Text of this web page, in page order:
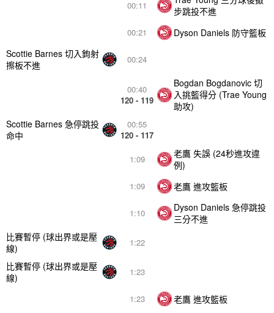
1:23 老鷹 進攻籃板
1:23
比賽暫停 (球出界或是壓
線)
1:22
比賽暫停 (球出界或是壓
線)
1:10
Dyson Daniels 急停跳投
三分不進
1:09 老鷹 進攻籃板
1:09
老鷹 失誤 (24秒進攻違
例)
00:55
120 - 117
Scottie Barnes 急停跳投
命中
00:40
120 - 119
Bogdan Bogdanovic 切
入挑籃得分 (Trae Young
助攻)
00:24
Scottie Barnes 切入鉤射
擦板不進
00:21 Dyson Daniels 防守籃板
00:11
步跳投不進